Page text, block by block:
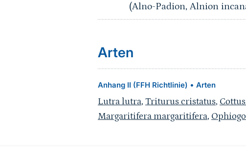
(Alno-Padion, Alnion
Arten
Anhang II (FFH Richtlinie) • Arten
Lutra lutra, Triturus cristatus,
Margaritifera margaritifera,